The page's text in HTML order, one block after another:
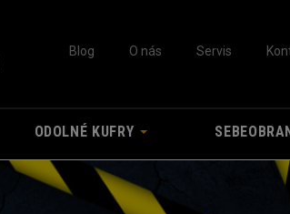
Blog O nás Servis
ODOLNÉ KUFRY